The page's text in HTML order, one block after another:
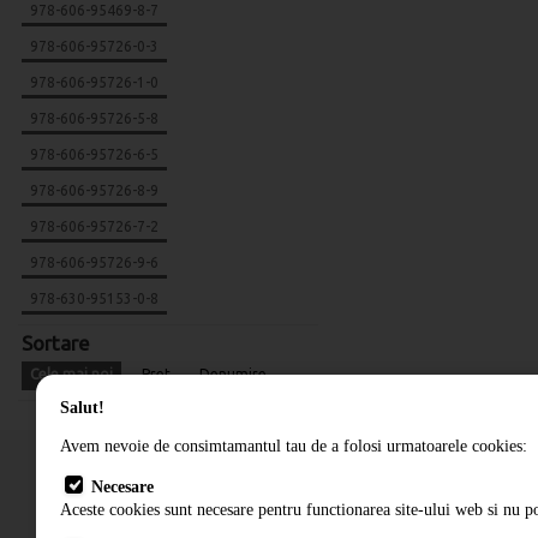
978-606-95469-8-7
978-606-95726-0-3
978-606-95726-1-0
978-606-95726-5-8
978-606-95726-6-5
978-606-95726-8-9
978-606-95726-7-2
978-606-95726-9-6
978-630-95153-0-8
Sortare
Cele mai noi Pret Denumire
Salut!
Avem nevoie de consimtamantul tau de a folosi urmatoarele cookies:
Necesare
Aceste cookies sunt necesare pentru functionarea site-ului web si nu